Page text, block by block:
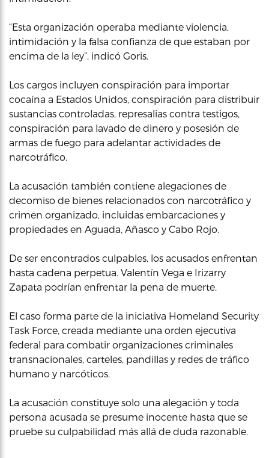
“Esta organización operaba mediante violencia,
intimidación y la falsa confianza de que estaban por
encima de la ley”, indicó Goris.
Los cargos incluyen conspiración para importar
cocaína a Estados Unidos, conspiración para distribuir
sustancias controladas, represalias contra testigos,
conspiración para lavado de dinero y posesión de
armas de fuego para adelantar actividades de
narcotráfico.
La acusación también contiene alegaciones de
decomiso de bienes relacionados con narcotráfico y
crimen organizado, incluidas embarcaciones y
propiedades en Aguada, Añasco y Cabo Rojo.
De ser encontrados culpables, los acusados enfrentan
hasta cadena perpetua. Valentín Vega e Irizarry
Zapata podrían enfrentar la pena de muerte.
El caso forma parte de la iniciativa Homeland Security
Task Force, creada mediante una orden ejecutiva
federal para combatir organizaciones criminales
transnacionales, carteles, pandillas y redes de tráfico
humano y narcóticos.
La acusación constituye solo una alegación y toda
persona acusada se presume inocente hasta que se
pruebe su culpabilidad más allá de duda razonable.